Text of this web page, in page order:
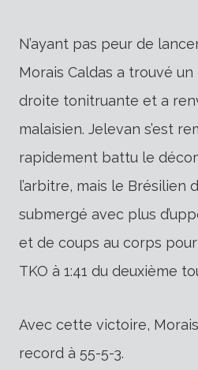
N’ayant pas peur de
Morais Caldas a trouvé
droite tonitruante et a
malaisien. Jelevan s’est
rapidement battu le
l’arbitre, mais le Brésilien
submergé avec plus
et de coups au corps
TKO à 1:41 du deuxième
Avec cette victoire,
record à 55-5-3.